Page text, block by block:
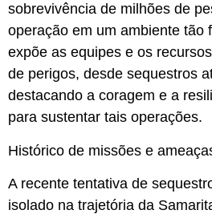
sobrevivência de milhões de
operação em um ambiente tão
expõe as equipes e os
de perigos, desde sequestros
destacando a coragem e a
para sustentar tais operações.
Histórico de missões e
A recente tentativa de
isolado na trajetória da